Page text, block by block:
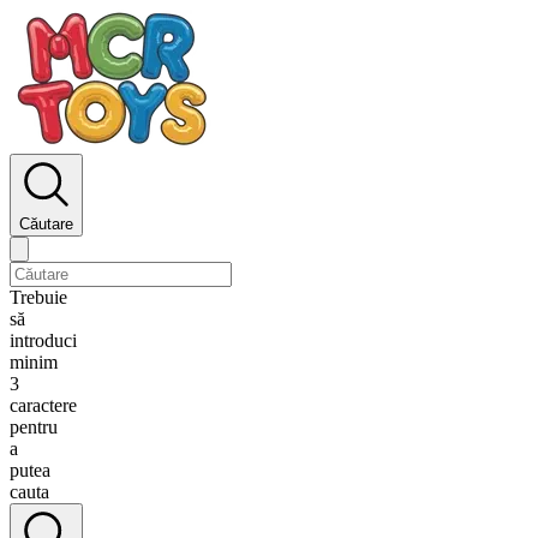
Căutare
Trebuie
să
introduci
minim
3
caractere
pentru
a
putea
cauta